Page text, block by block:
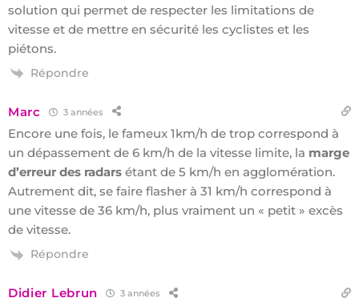
solution qui permet de respecter les limitations de
vitesse et de mettre en sécurité les cyclistes et les
piétons.
Répondre
Marc 3 années
Encore une fois, le fameux 1km/h de trop correspond à
un dépassement de 6 km/h de la vitesse limite, la marge
d’erreur des radarsétant de 5 km/h en agglomération.
Autrement dit, se faire flasher à 31 km/h correspond à
une vitesse de 36 km/h, plus vraiment un « petit » excès
de vitesse.
Répondre
Didier Lebrun 3 années